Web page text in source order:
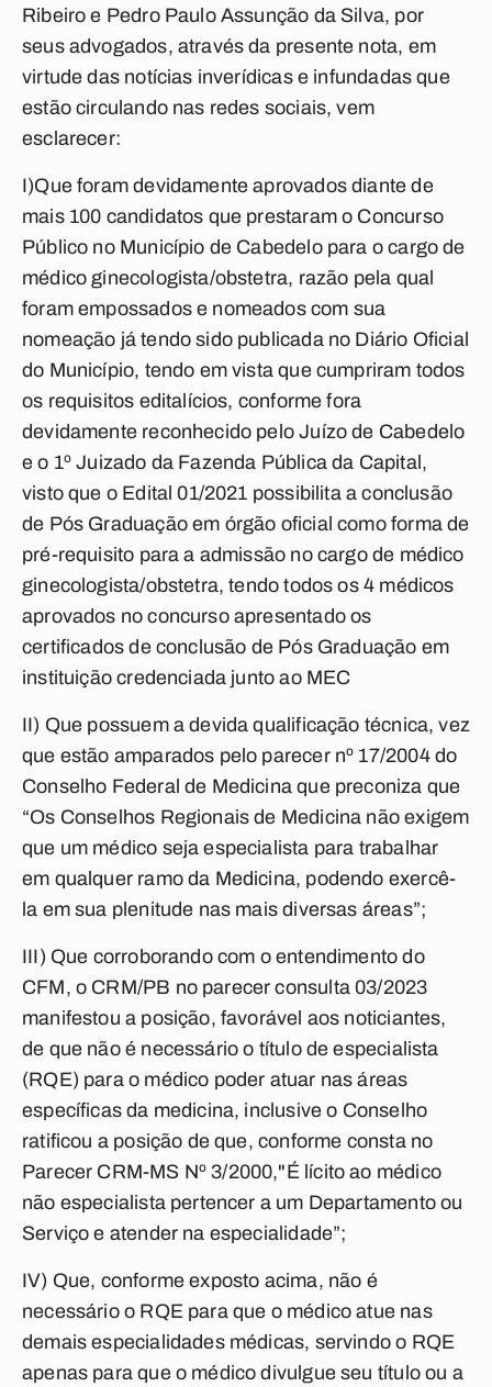
Ribeiro e Pedro Paulo Assunção da Silva, por
seus advogados, através da presente nota, em
virtude das notícias inverídicas e infundadas que
estão circulando nas redes sociais, vem
esclarecer:
I)Que foram devidamente aprovados diante de
mais 100 candidatos que prestaram o Concurso
Público no Município de Cabedelo para o cargo de
médico ginecologista/obstetra, razão pela qual
foram empossados e nomeados com sua
nomeação já tendo sido publicada no Diário Oficial
do Município, tendo em vista que cumpriram todos
os requisitos editalícios, conforme fora
devidamente reconhecido pelo Juízo de Cabedelo
e o 1º Juizado da Fazenda Pública da Capital,
visto que o Edital 01/2021 possibilita a conclusão
de Pós Graduação em órgão oficial como forma de
pré-requisito para a admissão no cargo de médico
ginecologista/obstetra, tendo todos os 4 médicos
aprovados no concurso apresentado os
certificados de conclusão de Pós Graduação em
instituição credenciada junto ao MEC
II) Que possuem a devida qualificação técnica, vez
que estão amparados pelo parecer nº 17/2004 do
Conselho Federal de Medicina que preconiza que
“Os Conselhos Regionais de Medicina não exigem
que um médico seja especialista para trabalhar
em qualquer ramo da Medicina, podendo exercê-
la em sua plenitude nas mais diversas áreas”;
III) Que corroborando com o entendimento do
CFM, o CRM/PB no parecer consulta 03/2023
manifestou a posição, favorável aos noticiantes,
de que não é necessário o título de especialista
(RQE) para o médico poder atuar nas áreas
específicas da medicina, inclusive o Conselho
ratificou a posição de que, conforme consta no
Parecer CRM-MS Nº 3/2000,"É lícito ao médico
não especialista pertencer a um Departamento ou
Serviço e atender na especialidade”;
IV) Que, conforme exposto acima, não é
necessário o RQE para que o médico atue nas
demais especialidades médicas, servindo o RQE
apenas para que o médico divulgue seu título ou a